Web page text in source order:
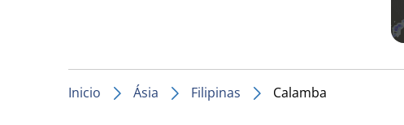
Inicio Ásia Filipinas Calamba